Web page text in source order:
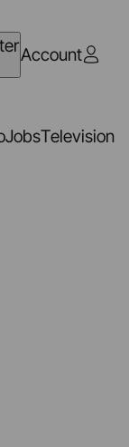
Account
JobsTelevision